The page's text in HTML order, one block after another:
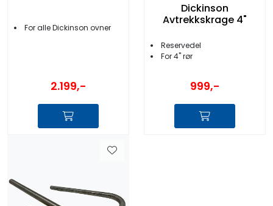
For alle Dickinson ovner
2.199,-
Dickinson
Avtrekkskrage 4"
Reservedel
For 4'' rør
999,-